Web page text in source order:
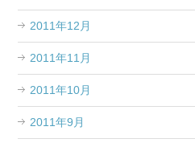
2011年12月
2011年11月
2011年10月
2011年9月